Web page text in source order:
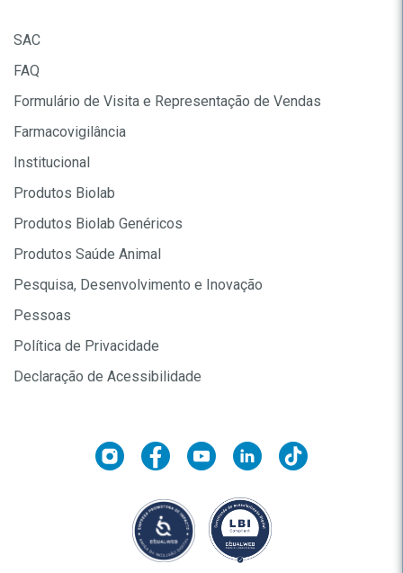
SAC
FAQ
Formulário de Visita e Representação de Vendas
Farmacovigilância
Institucional
Produtos Biolab
Produtos Biolab Genéricos
Produtos Saúde Animal
Pesquisa, Desenvolvimento e Inovação
Pessoas
Política de Privacidade
Declaração de Acessibilidade